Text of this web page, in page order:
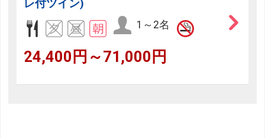
レ付ツイン)
1～2名
24,400円～71,000円